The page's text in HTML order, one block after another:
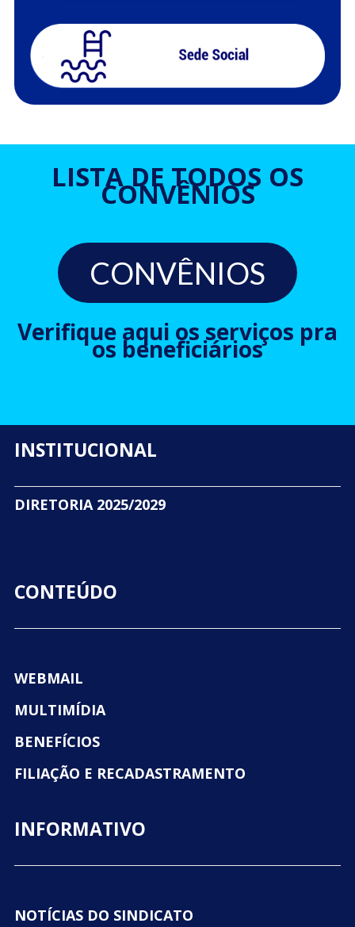
LISTA DE TODOS OS
CONVÊNIOS
CONVÊNIOS
Verifique aqui os serviços pra
os beneficiários
INSTITUCIONAL
DIRETORIA 2025/2029
CONTEÚDO
WEBMAIL
MULTIMÍDIA
BENEFÍCIOS
FILIAÇÃO E RECADASTRAMENTO
INFORMATIVO
NOTÍCIAS DO SINDICATO